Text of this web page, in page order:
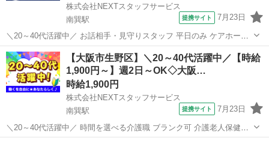
株式会社NEXTスタッフサービス
南巽駅
提携サイト 7月23日
＼20～40代活躍中／ お話相手・見守りスタッフ 平日のみ ケアホーム
╭━━━━━━━━━━━━━╮ *融通が利くので働きやすい!* *週2日
からの柔軟シフト* ╰━━━━━━v━━━━━━╯ NEXTスタッ...
大阪 大阪市 南巽駅 介護
【大阪市生野区】＼20～40代活躍中／【時給
1,900円～】週2日～OK◇大阪…
時給1,900円
株式会社NEXTスタッフサービス
南巽駅
提携サイト 7月23日
＼20～40代活躍中／ 時間を選べる介護職 ブランク可 介護老人保健施
設 …施設紹介… 明るい光が差し込む綺麗な施設(^^ 地域のシニアの快